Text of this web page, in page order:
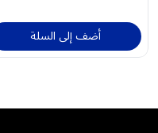
أضف إلى السلة